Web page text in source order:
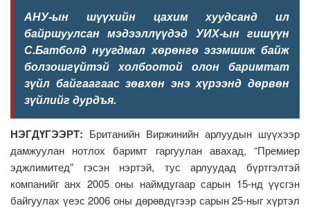
АНУ-ын шүүхийн цахим хуудсанд ил
байршуулсан мэдээллүүдэд УИХ-ын гишүүн
С.Батболд нуугдмал хөрөнгө эзэмшиж байж
болзошгүйтэй холбоотой олон баримтат
зүйл байгаагаас зөвхөн энэ хүрээнд дөрвөн
зүйлийг дурдъя.
НЭГДҮГЭЭРТ: Британийн Виржинийн арлуудын шүүхээр
дамжуулан нотлох баримт гаргуулан авахад, “Премиер
эджлимитед” гэсэн нэртэй, тус арлуудад бүртгэлтэй
компанийг анх 2005 оны наймдугаар сарын 15-нд үүсгэн
байгуулах үеэс 2006 оны дөрөвдүгээр сарын 25-ныг хүртэл